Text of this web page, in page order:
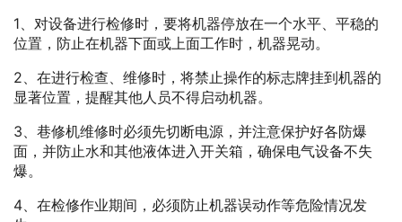
1、对设备进行检修时，要将机器停放在一个水平、平稳的
位置，防止在机器下面或上面工作时，机器晃动。
2、在进行检查、维修时，将禁止操作的标志牌挂到机器的
显著位置，提醒其他人员不得启动机器。
3、巷修机维修时必须先切断电源，并注意保护好各防爆
面，并防止水和其他液体进入开关箱，确保电气设备不失
爆。
4、在检修作业期间，必须防止机器误动作等危险情况发